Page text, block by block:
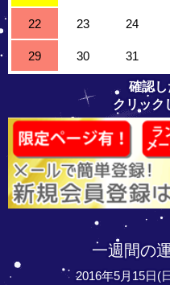
22 23 24
29 30 31
確認
クリック
一週間の
2016年5月15日(